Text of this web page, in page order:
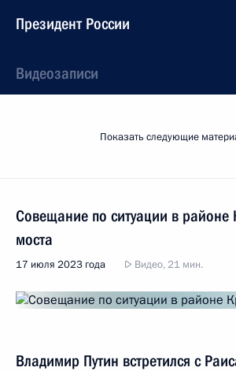
Президент России
Видеозаписи
Показать следующие
Совещание по ситуации в районе
моста
17 июля 2023 года Видео, 21 мин.
Владимир Путин встретился с